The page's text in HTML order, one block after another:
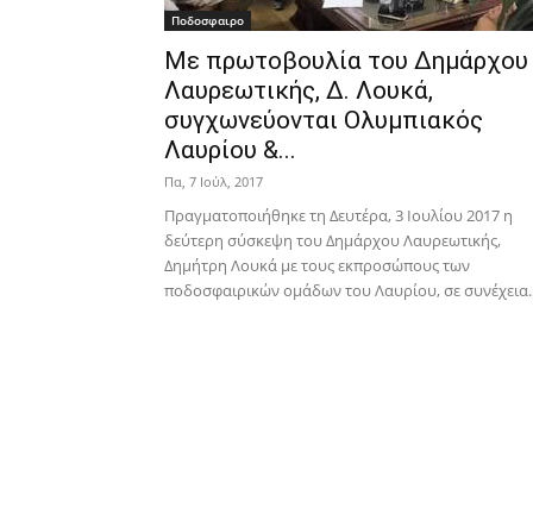
Ποδοσφαιρο
Με πρωτοβουλία του Δημάρχου
Λαυρεωτικής, Δ. Λουκά,
συγχωνεύονται Ολυμπιακός
Λαυρίου &...
Πα, 7 Ιούλ, 2017
Πραγματοποιήθηκε τη Δευτέρα, 3 Ιουλίου 2017 η
δεύτερη σύσκεψη του Δημάρχου Λαυρεωτικής,
Δημήτρη Λουκά με τους εκπροσώπους των
ποδοσφαιρικών ομάδων του Λαυρίου, σε